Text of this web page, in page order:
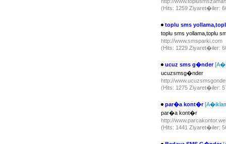
(Hits: 1259 Ziyaret�iler:
toplu sms
toplu sms yollama,toplu
http://www.smsparki.com
(Hits: 1229 Ziyaret�iler:
ucuz sms g�nder
ucuzsmsg�nder
http://
(Hits: 1275 Ziyaret�iler:
par�a kont�r
par�a kont�r
http://
(Hits: 1441 Ziyaret�iler: